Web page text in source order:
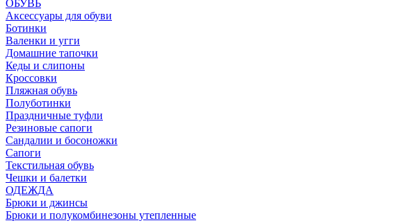
ОБУВЬ
Аксессуары для обуви
Ботинки
Валенки и угги
Домашние тапочки
Кеды и слипоны
Кроссовки
Пляжная обувь
Полуботинки
Праздничные туфли
Резиновые сапоги
Сандалии и босоножки
Сапоги
Текстильная обувь
Чешки и балетки
ОДЕЖДА
Брюки и джинсы
Брюки и полукомбинезоны утепленные